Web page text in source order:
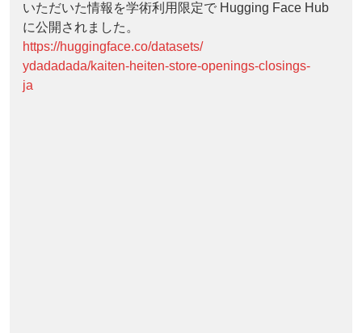
いただいた情報を学術利用限定で Hugging Face Hub
に公開されました。
https://huggingface.co/datasets/
ydadadada/kaiten-heiten-store-openings-closings-
ja